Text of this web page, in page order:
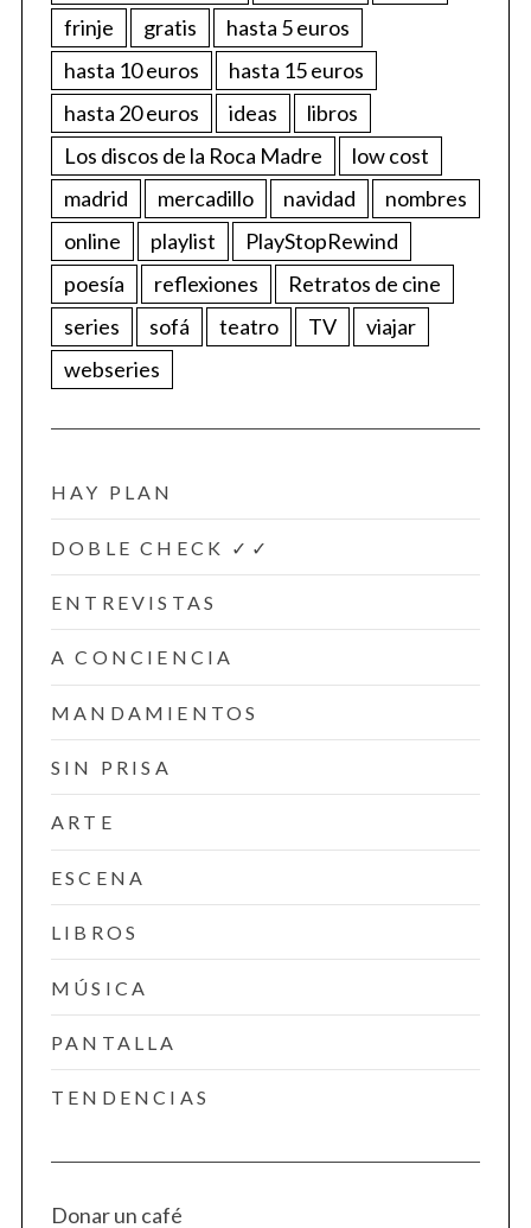
frinje
gratis
hasta 5 euros
hasta 10 euros
hasta 15 euros
hasta 20 euros
ideas
libros
Los discos de la Roca Madre
low cost
madrid
mercadillo navidad
nombres
online
playlist
PlayStopRewind
poesía
reflexiones
Retratos de cine
series
sofá teatro TV
viajar
webseries
HAY PLAN
DOBLE CHECK ✓✓
ENTREVISTAS
A CONCIENCIA
MANDAMIENTOS
SIN PRISA
ARTE
ESCENA
LIBROS
MÚSICA
PANTALLA
TENDENCIAS
Donar un café